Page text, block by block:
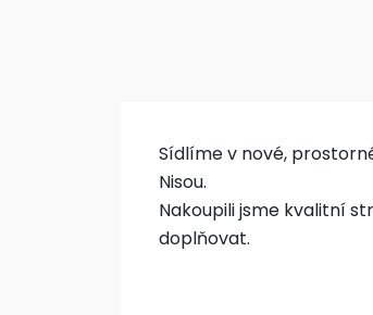
Sídlíme v nové,
Nisou.
Nakoupili jsme kvalitní
doplňovat.